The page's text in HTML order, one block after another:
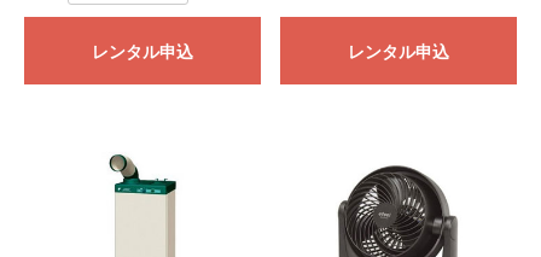
レンタル申込 レンタル申込